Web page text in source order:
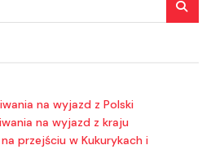
na wyjazd z Polski
na wyjazd z kraju
przejściu w Kukurykach i